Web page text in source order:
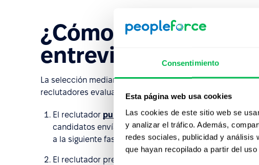
Consentimiento
Esta página web usa cookies
Las cookies de este sitio web se
y analizar el tráfico. Además,
redes sociales, publicidad y análisis
que hayan recopilado a partir del
¿Cómo funciona el
entrevista en video
La selección mediante entrevistas en vídeo pregrabadas
reclutadores evaluar de manera eficiente a los
El reclutador publica la oferta de trabajoen el sistema
candidatos envían sus solicitudes. Tras la primera
a la siguiente fase.
El reclutador prepara un conjunto de preguntas